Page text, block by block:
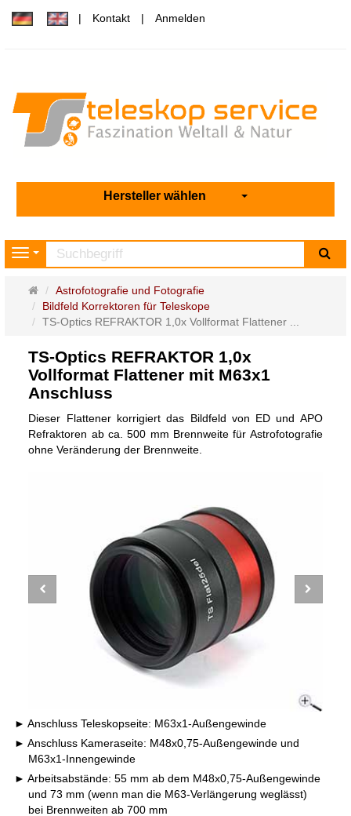
Kontakt Anmelden
Hersteller wählen
Navigation
Startseite
Astrofotografie und Fotografie
Bildfeld Korrektoren für Teleskope
TS-Optics REFRAKTOR 1,0x Vollformat Flattener ...
TS-Optics REFRAKTOR 1,0x
Vollformat Flattener mit M63x1
Anschluss
Dieser Flattener korrigiert das Bildfeld von ED und APO
Refraktoren ab ca. 500 mm Brennweite für Astrofotografie
ohne Veränderung der Brennweite.
Anschluss Teleskopseite: M63x1-Außengewinde
Anschluss Kameraseite: M48x0,75-Außengewinde und
M63x1-Innengewinde
Arbeitsabstände: 55 mm ab dem M48x0,75-Außengewinde
und 73 mm (wenn man die M63-Verlängerung weglässt)
bei Brennweiten ab 700 mm